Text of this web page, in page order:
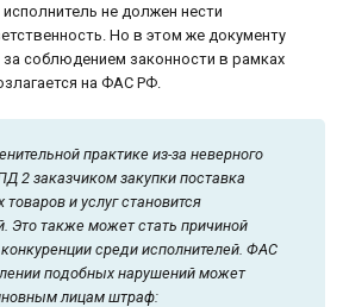
не должен нести
Но в этом же документу
соблюдением законности в рамках
на ФАС РФ.
практике из-за неверного
2 заказчиком закупки поставка
и услуг становится
Это также может стать причиной
среди исполнителей. ФАС
подобных нарушений может
лицам штраф: